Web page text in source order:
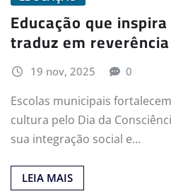
Educação que
traduz em
19 nov, 2025 0
Escolas municipais
cultura pelo Dia da
sua integração social e…
LEIA MAIS